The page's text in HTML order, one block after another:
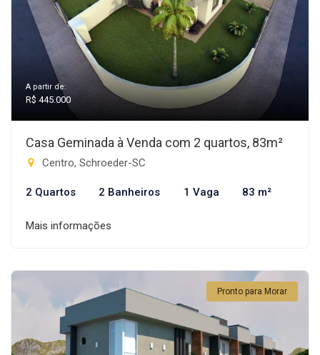
A partir de:
R$ 445.000
Casa Geminada à Venda com 2 quartos, 83m²
Centro, Schroeder-SC
2 Quartos 2 Banheiros 1 Vaga 83 m²
Mais informações
Pronto para Morar